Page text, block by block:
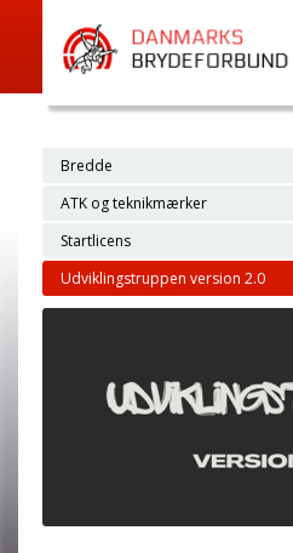
Bredde
ATK og teknikmærker
Startlicens
Udviklingstruppen version 2.0